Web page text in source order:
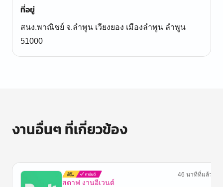
ที่อยู่
สนง.พาณิชย์ จ.ลำพูน เวียงยอง เมืองลำพูน ลำพูน
51000
งานอื่นๆ ที่เกี่ยวข้อง
สตาฟ งานอีเวนต์
46 นาทีที่แล้ว